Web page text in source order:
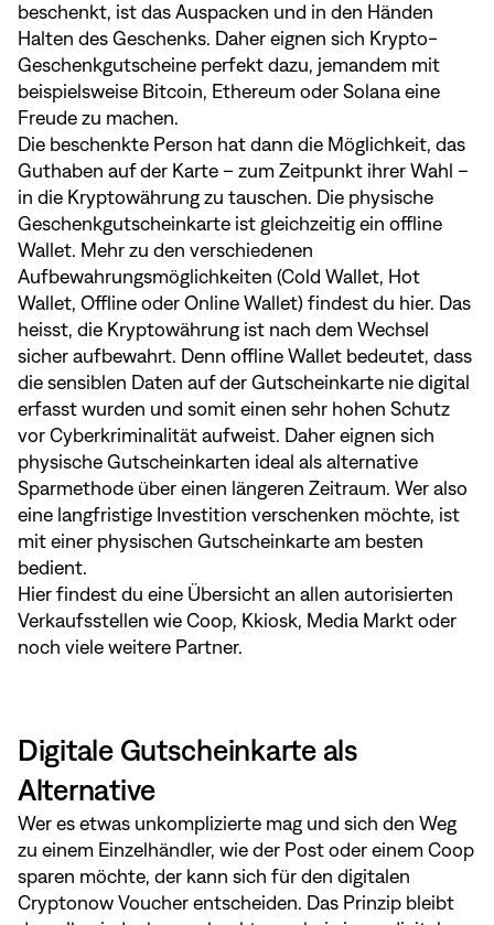
beschenkt, ist das Auspacken und in den Händen
Halten des Geschenks. Daher eignen sich Krypto-
Geschenkgutscheine perfekt dazu, jemandem mit
beispielsweise Bitcoin, Ethereum oder Solana eine
Freude zu machen.
Die beschenkte Person hat dann die Möglichkeit, das
Guthaben auf der Karte – zum Zeitpunkt ihrer Wahl –
in die Kryptowährung zu tauschen. Die physische
Geschenkgutscheinkarte ist gleichzeitig ein offline
Wallet. Mehr zu den verschiedenen
Aufbewahrungsmöglichkeiten (Cold Wallet, Hot
Wallet, Offline oder Online Wallet) findest du hier. Das
heisst, die Kryptowährung ist nach dem Wechsel
sicher aufbewahrt. Denn offline Wallet bedeutet, dass
die sensiblen Daten auf der Gutscheinkarte nie digital
erfasst wurden und somit einen sehr hohen Schutz
vor Cyberkriminalität aufweist. Daher eignen sich
physische Gutscheinkarten ideal als alternative
Sparmethode über einen längeren Zeitraum. Wer also
eine langfristige Investition verschenken möchte, ist
mit einer physischen Gutscheinkarte am besten
bedient.
Hier findest du eine Übersicht an allen autorisierten
Verkaufsstellen wie Coop, Kkiosk, Media Markt oder
noch viele weitere Partner.
Digitale Gutscheinkarte als
Alternative
Wer es etwas unkomplizierte mag und sich den Weg
zu einem Einzelhändler, wie der Post oder einem Coop
sparen möchte, der kann sich für den digitalen
Cryptonow Voucher entscheiden. Das Prinzip bleibt